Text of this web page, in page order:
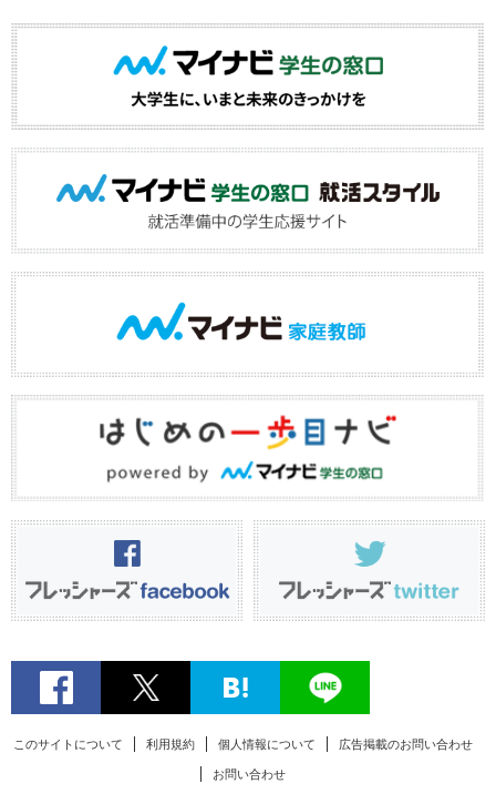
このサイトについて 利用規約 個人情報について 広告掲載のお問い合わせ
お問い合わせ